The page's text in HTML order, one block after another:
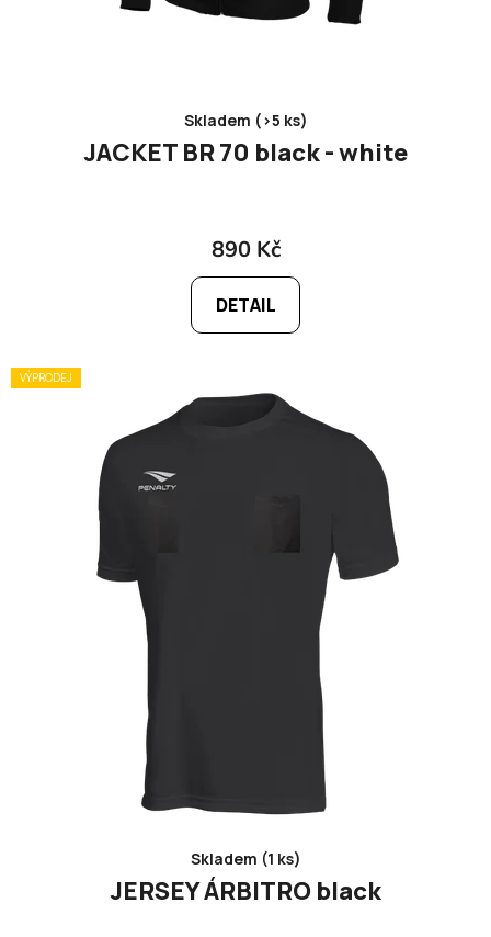
Skladem (>5 ks)
JACKET BR 70 black - white
890 Kč
DETAIL
VÝPRODEJ
Skladem (1 ks)
JERSEY ÁRBITRO black